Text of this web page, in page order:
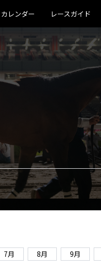
カレンダー レースガイド
7月 8月 9月